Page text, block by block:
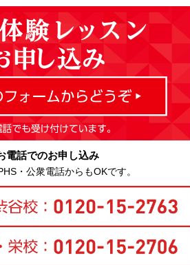
電話でのお申し込み
・公衆電話からもOKです。